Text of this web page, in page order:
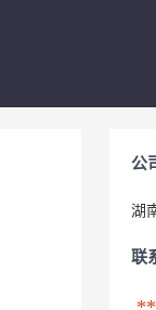
公
湖
联